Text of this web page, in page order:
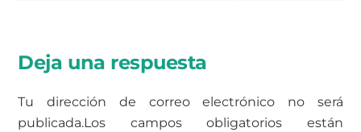
Deja una respuesta
Tu dirección de correo electrónico no será
publicada.Los campos obligatorios están